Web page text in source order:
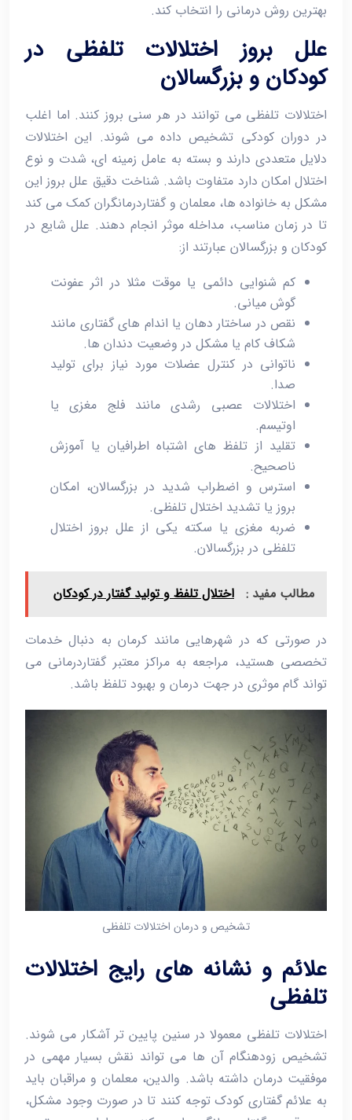
بهترین روش درمانی را انتخاب کند.
علل بروز اختلالات تلفظی در
کودکان و بزرگسالان
اختلالات تلفظی می ‌توانند در هر سنی بروز کنند. اما اغلب
در دوران کودکی تشخیص داده می‌ شوند. این اختلالات
دلایل متعددی دارند و بسته به عامل زمینه ‌ای، شدت و نوع
اختلال امکان دارد متفاوت باشد. شناخت دقیق علل بروز این
مشکل به خانواده ‌ها، معلمان و گفتاردرمانگران کمک می ‌کند
تا در زمان مناسب، مداخله موثر انجام دهند. علل شایع در
کودکان و بزرگسالان عبارتند از:
کم‌ شنوایی دائمی یا موقت مثلا در اثر عفونت
گوش میانی.
نقص در ساختار دهان یا اندام ‌های گفتاری مانند
شکاف کام یا مشکل در وضعیت دندان ‌ها.
ناتوانی در کنترل عضلات مورد نیاز برای تولید
صدا.
اختلالات عصبی رشدی مانند فلج مغزی یا
اوتیسم.
تقلید از تلفظ‌ های اشتباه اطرافیان یا آموزش
ناصحیح.
استرس و اضطراب شدید در بزرگسالان، امکان
بروز یا تشدید اختلال تلفظی.
ضربه مغزی یا سکته یکی از علل بروز اختلال
تلفظی در بزرگسالان.
مطالب مفید : اختلال تلفظ و تولید گفتار در کودکان
در صورتی که در شهرهایی مانند کرمان به دنبال خدمات
تخصصی هستید، مراجعه به مراکز معتبر گفتاردرمانی می‌
تواند گام موثری در جهت درمان و بهبود تلفظ باشد.
تشخیص و درمان اختلالات تلفظی
علائم و نشانه های رایج اختلالات
تلفظی
اختلالات تلفظی معمولا در سنین پایین ‌تر آشکار می ‌شوند.
تشخیص زودهنگام آن ‌ها می ‌تواند نقش بسیار مهمی در
موفقیت درمان داشته باشد. والدین، معلمان و مراقبان باید
به علائم گفتاری کودک توجه کنند تا در صورت وجود مشکل،